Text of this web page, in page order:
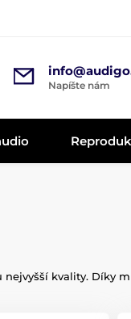
Napíšte nám
kvality. Díky